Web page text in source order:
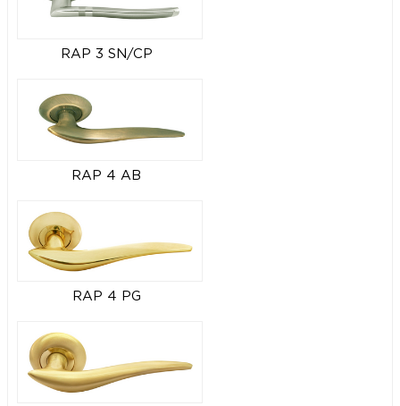
RAP 3 SN/CP
RAP 4 AB
RAP 4 PG